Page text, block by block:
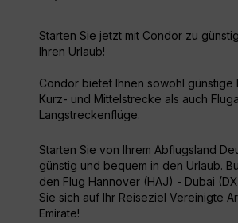
Starten Sie jetzt mit Condor zu
Ihren Urlaub!
Condor bietet Ihnen sowohl günstige
Kurz- und Mittelstrecke als auch
Langstreckenflüge.
Starten Sie von Ihrem Abflugsland
günstig und bequem in den Urlaub.
den Flug Hannover (HAJ) - Dubai
Sie sich auf Ihr Reiseziel Vereinigte
Emirate!